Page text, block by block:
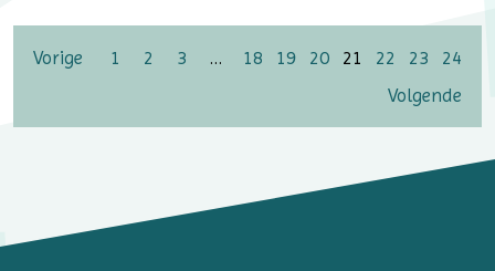
Vorige 1 2 3 … 18 19 20 21 22 23
24
Volgende